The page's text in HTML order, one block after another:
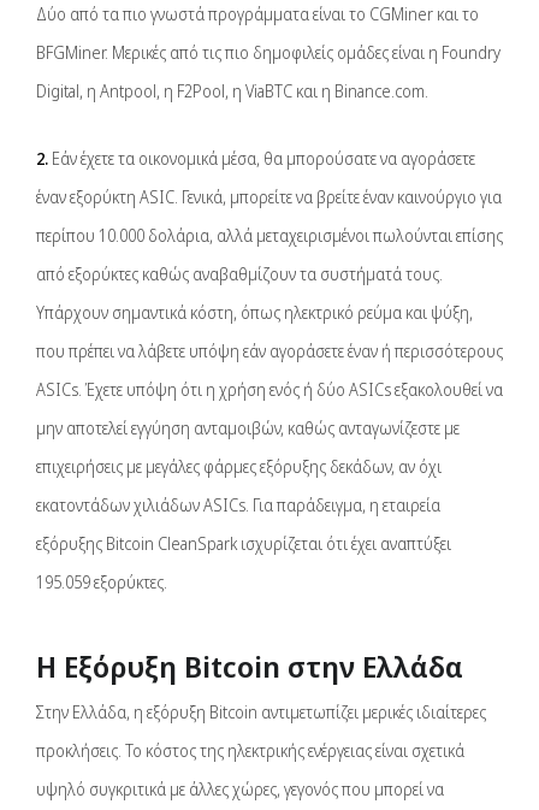
Δύο από τα πιο γνωστά προγράμματα είναι το CGMiner και το
BFGMiner. Μερικές από τις πιο δημοφιλείς ομάδες είναι η Foundry
Digital, η Antpool, η F2Pool, η ViaBTC και η Binance.com.
2. Εάν έχετε τα οικονομικά μέσα, θα μπορούσατε να αγοράσετε
έναν εξορύκτη ASIC. Γενικά, μπορείτε να βρείτε έναν καινούργιο για
περίπου 10.000 δολάρια, αλλά μεταχειρισμένοι πωλούνται επίσης
από εξορύκτες καθώς αναβαθμίζουν τα συστήματά τους.
Υπάρχουν σημαντικά κόστη, όπως ηλεκτρικό ρεύμα και ψύξη,
που πρέπει να λάβετε υπόψη εάν αγοράσετε έναν ή περισσότερους
ASICs. Έχετε υπόψη ότι η χρήση ενός ή δύο ASICs εξακολουθεί να
μην αποτελεί εγγύηση ανταμοιβών, καθώς ανταγωνίζεστε με
επιχειρήσεις με μεγάλες φάρμες εξόρυξης δεκάδων, αν όχι
εκατοντάδων χιλιάδων ASICs. Για παράδειγμα, η εταιρεία
εξόρυξης Bitcoin CleanSpark ισχυρίζεται ότι έχει αναπτύξει
195.059 εξορύκτες.
Η Εξόρυξη Bitcoin στην Ελλάδα
Στην Ελλάδα, η εξόρυξη Bitcoin αντιμετωπίζει μερικές ιδιαίτερες
προκλήσεις. Το κόστος της ηλεκτρικής ενέργειας είναι σχετικά
υψηλό συγκριτικά με άλλες χώρες, γεγονός που μπορεί να